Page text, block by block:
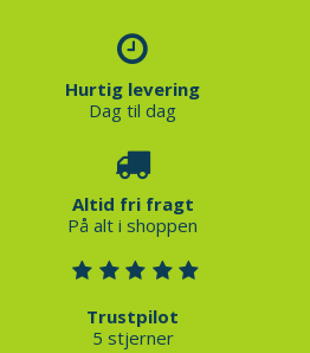
Hurtig levering
Dag til dag
Altid fri fragt
På alt i shoppen
Trustpilot
5 stjerner